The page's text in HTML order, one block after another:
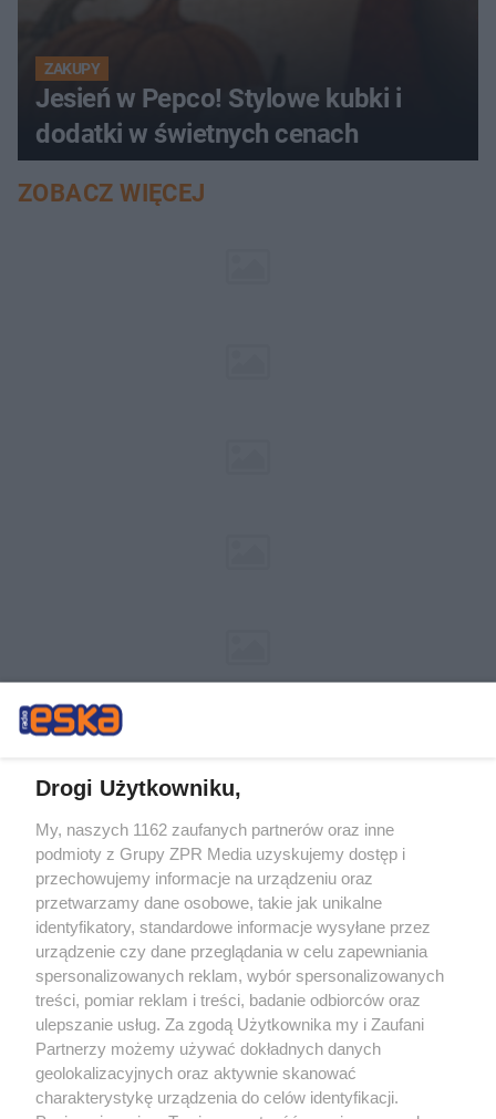
ZAKUPY
Jesień w Pepco! Stylowe kubki i
dodatki w świetnych cenach
ZOBACZ WIĘCEJ
Żaden utwór zamieszczony w serwisie nie może być powielany i
rozpowszechniany lub dalej rozpowszechniany w jakikolwiek sposób (w
tym także elektroniczny lub mechaniczny) na jakimkolwiek polu
eksploatacji w jakiejkolwiek formie, włącznie z umieszczaniem w Internecie
bez pisemnej zgody właściciela praw. Jakiekolwiek użycie lub
wykorzystanie utworów w całości lub w części z naruszeniem prawa, tzn.
bez właściwej zgody, jest zabronione pod groźbą kary i może być ścigane
prawnie.
Drogi Użytkowniku,
My, naszych 1162 zaufanych partnerów oraz inne
podmioty z Grupy ZPR Media uzyskujemy dostęp i
przechowujemy informacje na urządzeniu oraz
przetwarzamy dane osobowe, takie jak unikalne
identyfikatory, standardowe informacje wysyłane przez
urządzenie czy dane przeglądania w celu zapewniania
spersonalizowanych reklam, wybór spersonalizowanych
treści, pomiar reklam i treści, badanie odbiorców oraz
ulepszanie usług. Za zgodą Użytkownika my i Zaufani
Partnerzy możemy używać dokładnych danych
geolokalizacyjnych oraz aktywnie skanować
charakterystykę urządzenia do celów identyfikacji.